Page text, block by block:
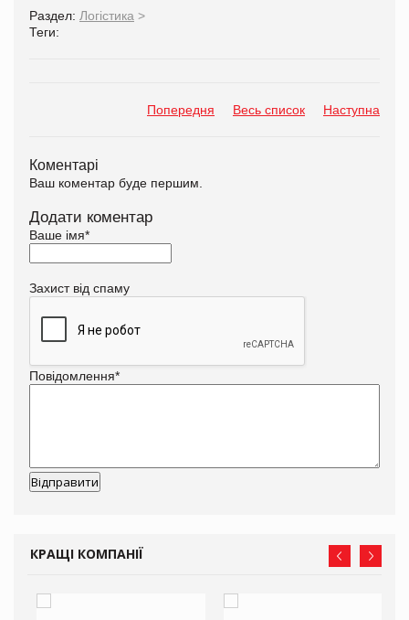
Раздел: Логістика >
Теги:
Попередня Весь список Наступна
Коментарі
Ваш коментар буде першим.
Додати коментар
Ваше імя*
Захист від спаму
Повідомлення*
КРАЩІ КОМПАНІЇ